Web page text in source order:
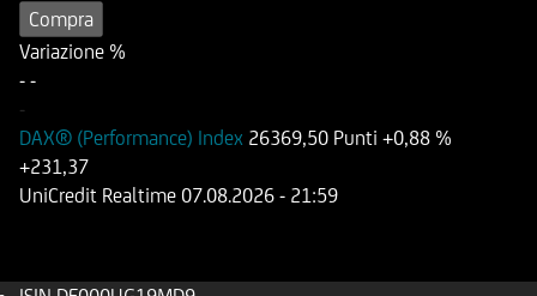
Compra
Variazione %
- -
-
DAX® (Performance) Index 26369,50 Punti +0,88 %
+231,37
UniCredit Realtime 07.08.2026 - 21:59